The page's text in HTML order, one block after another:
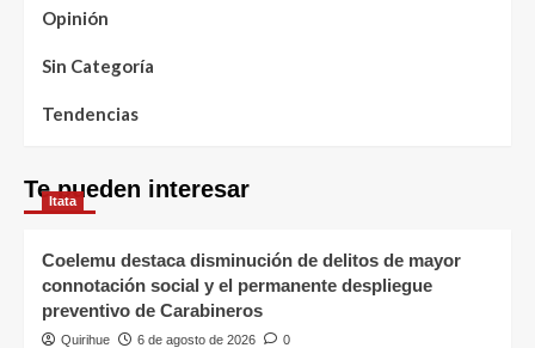
Opinión
Sin Categoría
Tendencias
Te pueden interesar
Itata
Coelemu destaca disminución de delitos de mayor
connotación social y el permanente despliegue
preventivo de Carabineros
Quirihue 6 de agosto de 2026 0